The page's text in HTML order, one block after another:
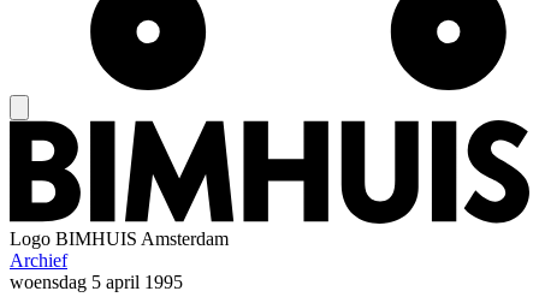
Logo BIMHUIS Amsterdam
Archief
woensdag 5 april 1995